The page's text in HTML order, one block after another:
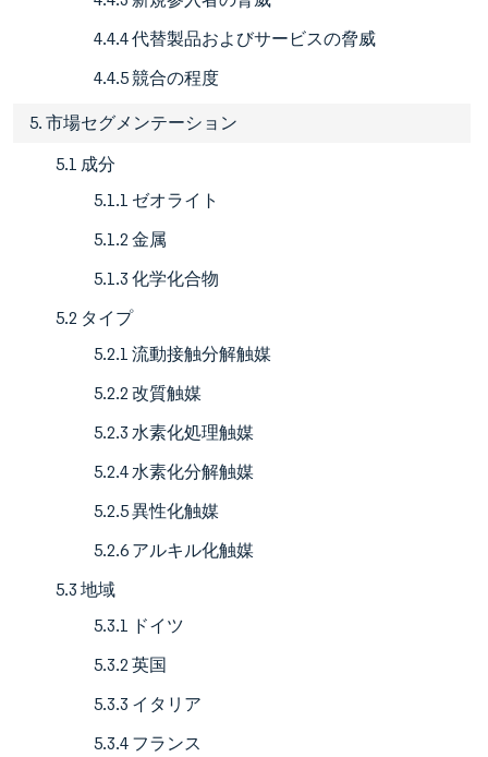
4.4.4 代替製品およびサービスの脅威
4.4.5 競合の程度
5. 市場セグメンテーション
5.1 成分
5.1.1 ゼオライト
5.1.2 金属
5.1.3 化学化合物
5.2 タイプ
5.2.1 流動接触分解触媒
5.2.2 改質触媒
5.2.3 水素化処理触媒
5.2.4 水素化分解触媒
5.2.5 異性化触媒
5.2.6 アルキル化触媒
5.3 地域
5.3.1 ドイツ
5.3.2 英国
5.3.3 イタリア
5.3.4 フランス